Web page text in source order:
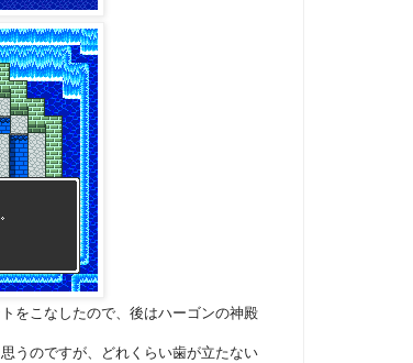
をこなしたので、後はハーゴンの神殿
うのですが、どれくらい歯が立たない